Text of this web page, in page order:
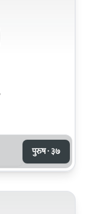
पुरुष · ३७